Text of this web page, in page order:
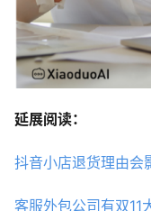
延展阅读：
抖音小店退货理由会
客服外包公司有双11